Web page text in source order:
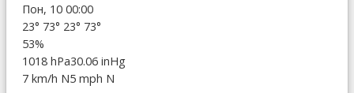
Пон, 10 00:00
23° 73° 23° 73°
53%
1018 hPa30.06 inHg
7 km/h N5 mph N